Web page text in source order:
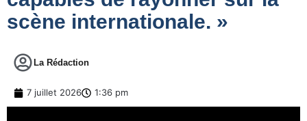
scène internationale. »
La Rédaction
7 juillet 2026 1:36 pm